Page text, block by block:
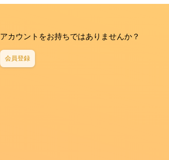
アカウントをお持ちではありませんか？
会員登録